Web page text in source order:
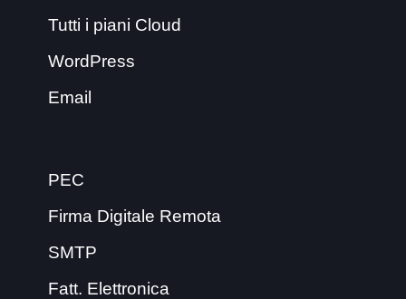
Tutti i piani Cloud
WordPress
Email
PEC
Firma Digitale Remota
SMTP
Fatt. Elettronica